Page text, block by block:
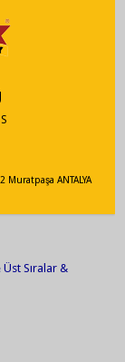
ANTALYA
Sıralar &